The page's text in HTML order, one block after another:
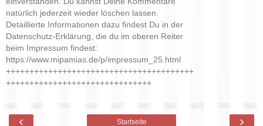
natürlich jederzeit wieder löschen lassen.
Detaillierte Informationen dazu findest Du in der
Datenschutz-Erklärung, die du im oberen Reiter
beim Impressum findest:
https://www.mipamias.de/p/impressum_25.html
++++++++++++++++++++++++++++++++++++++++
+++++++++++++++++++++++++++++++
‹ ›
Startseite